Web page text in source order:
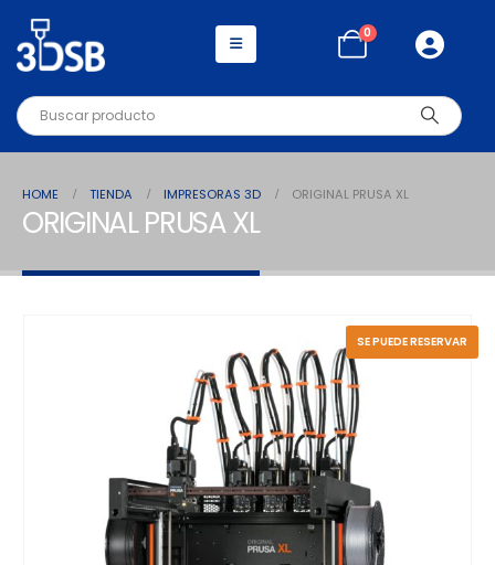
0
HOME TIENDA IMPRESORAS 3D ORIGINAL PRUSA XL
ORIGINAL PRUSA XL
SE PUEDE RESERVAR